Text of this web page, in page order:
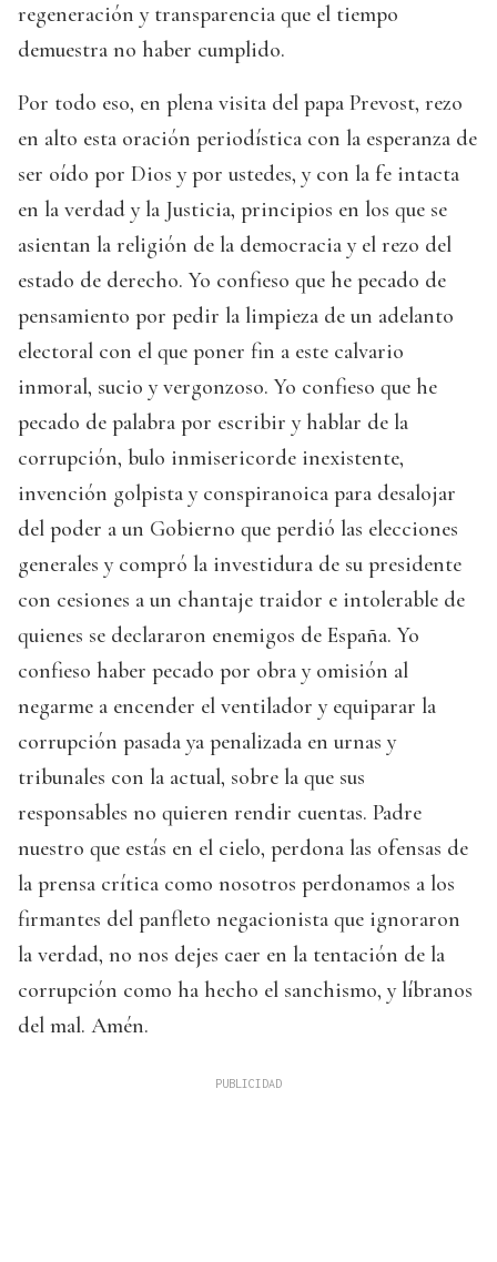
regeneración y transparencia que el tiempo
demuestra no haber cumplido.
Por todo eso, en plena visita del papa Prevost, rezo
en alto esta oración periodística con la esperanza de
ser oído por Dios y por ustedes, y con la fe intacta
en la verdad y la Justicia, principios en los que se
asientan la religión de la democracia y el rezo del
estado de derecho. Yo confieso que he pecado de
pensamiento por pedir la limpieza de un adelanto
electoral con el que poner fin a este calvario
inmoral, sucio y vergonzoso. Yo confieso que he
pecado de palabra por escribir y hablar de la
corrupción, bulo inmisericorde inexistente,
invención golpista y conspiranoica para desalojar
del poder a un Gobierno que perdió las elecciones
generales y compró la investidura de su presidente
con cesiones a un chantaje traidor e intolerable de
quienes se declararon enemigos de España. Yo
confieso haber pecado por obra y omisión al
negarme a encender el ventilador y equiparar la
corrupción pasada ya penalizada en urnas y
tribunales con la actual, sobre la que sus
responsables no quieren rendir cuentas. Padre
nuestro que estás en el cielo, perdona las ofensas de
la prensa crítica como nosotros perdonamos a los
firmantes del panfleto negacionista que ignoraron
la verdad, no nos dejes caer en la tentación de la
corrupción como ha hecho el sanchismo, y líbranos
del mal. Amén.